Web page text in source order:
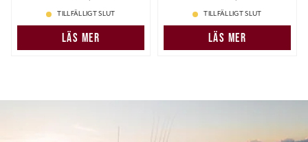
TILLFÄLLIGT SLUT
LÄS MER
TILLFÄLLIGT SLUT
LÄS MER